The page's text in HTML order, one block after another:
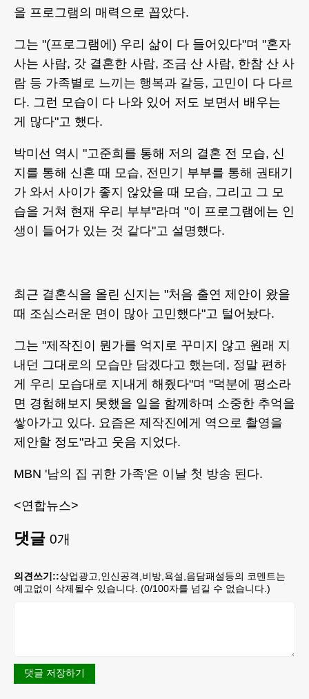
을 프로그램의 매력으로 꼽았다.
그는 "(프로그램에) 우리 삶이 다 들어있다"며 "혼자
사는 사람, 갓 결혼한 사람, 조금 산 사람, 한참 산 사
람 등 가족별로 느끼는 행복과 갈등, 고민이 다 다르
다. 그런 모습이 다 나와 있어 저도 보면서 배우는
게 많다"고 했다.
박미선 역시 "고준희를 통해 저의 결혼 전 모습, 신
지를 통해 신혼 때 모습, 전민기 부부를 통해 권태기
가 와서 사이가 좋지 않았을 때 모습, 그리고 그 모
습을 거쳐 현재 우리 부부"라며 "이 프로그램에는 인
생이 들어가 있는 것 같다"고 설명했다.
최근 결혼식을 올린 신지는 "처음 출연 제안이 왔을
때 조심스러운 면이 많아 고민했다"고 털어놨다.
그는 "제작진이 뭔가를 억지로 꾸미지 않고 원래 지
내던 그대로의 모습만 담겠다고 했는데, 정말 편하
게 우리 모습대로 지내게 해줬다"며 "덕분에 평소라
면 경험해보지 못했을 일을 함께하며 소중한 추억을
쌓아가고 있다. 요즘은 제작진에게 역으로 촬영을
제안할 정도"라고 웃음 지었다.
MBN '남의 집 귀한 가족'은 이날 첫 방송 된다.
<연합뉴스>
댓글 0개
의견쓰기::상업광고,인신공격,비방,욕설,음담패설등의 코멘트는
예고없이 삭제될수 있습니다. (0/100자를 넘길 수 없습니다.)
댓글 저장하기